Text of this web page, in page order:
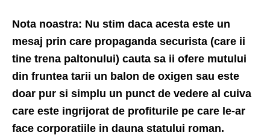
Nota noastra: Nu stim daca acesta este un
mesaj prin care propaganda securista (care ii
tine trena paltonului) cauta sa ii ofere mutului
din fruntea tarii un balon de oxigen sau este
doar pur si simplu un punct de vedere al cuiva
care este ingrijorat de profiturile pe care le-ar
face corporatiile in dauna statului roman.